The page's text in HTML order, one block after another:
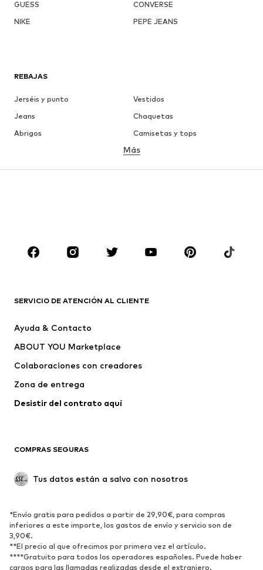
GUESS
CONVERSE
NIKE
PEPE JEANS
REBAJAS
Jerséis y punto
Vestidos
Jeans
Chaquetas
Abrigos
Camisetas y tops
Ropa interior
Faldas
Blusas y camisas
Zapatos
Deporte
Vestidos
Camisetas y tops
Chaquetas
Jerséis y punto
Ropa interior
Abrigos
Tallas grandes
Reciclado
ZAPATOS
Nuevo
Zapatillas de deporte
Botines
Más
SERVICIO DE ATENCIÓN AL CLIENTE
Ayuda & Contacto
ABOUT YOU Marketplace
Colaboraciones con creadores
Zona de entrega
Desistir del contrato aquí
COMPRAS SEGURAS
Tus datos están a salvo con nosotros
*Envío gratis para pedidos a partir de 29,90€, para compras
inferiores a este importe, los gastos de envío y servicio son de
3,90€.
**El precio al que ofrecimos por primera vez el artículo.
****Gratuito para todos los operadores españoles. Puede haber
cargos para las llamadas realizadas desde el extranjero.